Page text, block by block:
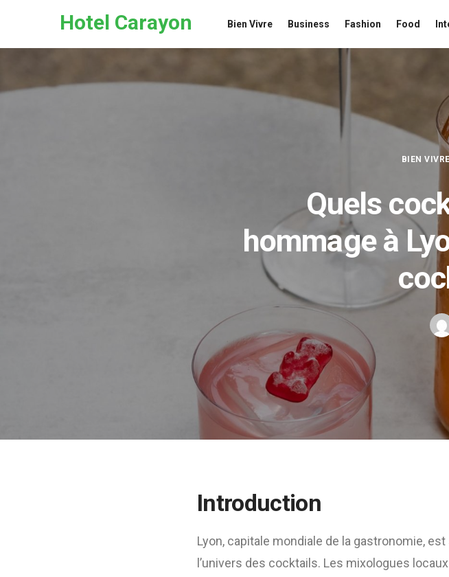
Hotel Carayon Bien Vivre Business Fashion Food
BIEN VIVRE
Quels
hommage à
Introduction
Lyon, capitale mondiale de la gastronomie,
l’univers des cocktails. Les mixologues